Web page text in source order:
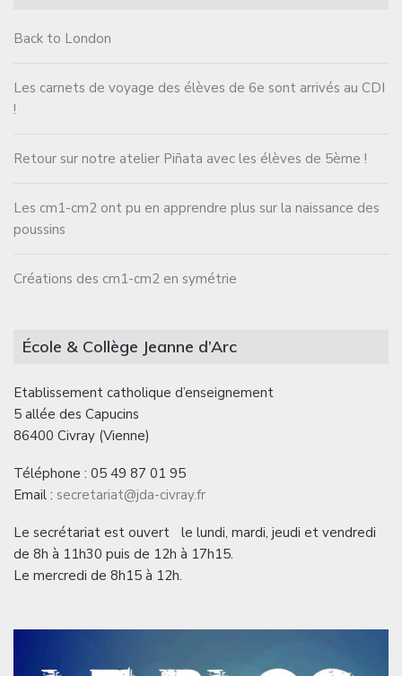
Back to London
Les carnets de voyage des élèves de 6e sont arrivés au CDI
!
Retour sur notre atelier Piñata avec les élèves de 5ème !
Les cm1-cm2 ont pu en apprendre plus sur la naissance des
poussins
Créations des cm1-cm2 en symétrie
École & Collège Jeanne d’Arc
Etablissement catholique d’enseignement
5 allée des Capucins
86400 Civray (Vienne)
Téléphone : 05 49 87 01 95
Email : secretariat@jda-civray.fr
Le secrétariat est ouvert le lundi, mardi, jeudi et vendredi
de 8h à 11h30 puis de 12h à 17h15.
Le mercredi de 8h15 à 12h.